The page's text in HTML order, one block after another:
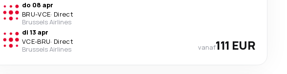
do 08 apr
BRU-VCE· Direct
Brussels Airlines
di 13 apr
VCE-BRU· Direct
Brussels Airlines
vanaf111 EUR